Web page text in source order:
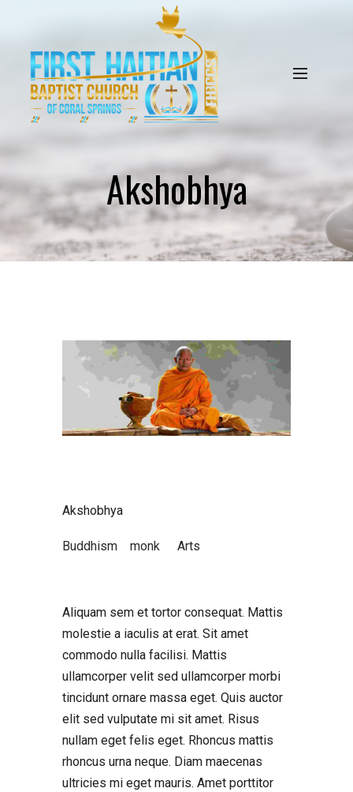
Akshobhya
Aliquam sem et tortor consequat. Mattis
molestie a iaculis at erat. Sit amet
commodo nulla facilisi. Mattis
ullamcorper velit sed ullamcorper morbi
tincidunt ornare massa eget. Quis auctor
elit sed vulputate mi sit amet. Risus
nullam eget felis eget. Rhoncus mattis
rhoncus urna neque. Diam maecenas
ultricies mi eget mauris. Amet porttitor
Akshobhya
Buddhism monk Arts